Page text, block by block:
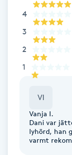
Föning
Gel naglar
Gelenaglar
Gellack med
4
3
2
1
VI
Vanja I.
Dani var
lyhörd, han
varmt